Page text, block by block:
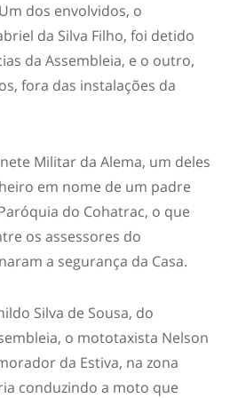
dos envolvidos, o
da Silva Filho, foi detido
da Assembleia, e o outro,
fora das instalações da
Militar da Alema, um deles
em nome de um padre
do Cohatrac, o que
os assessores do
a segurança da Casa.
Silva de Sousa, do
o mototaxista Nelson
da Estiva, na zona
conduzindo a moto que